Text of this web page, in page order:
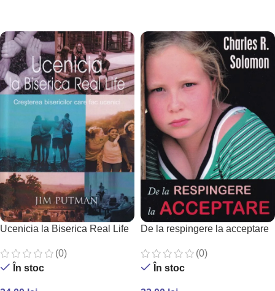
Ucenicia la Biserica Real Life
(0)
În stoc
De la respingere la acceptare
(0)
În stoc